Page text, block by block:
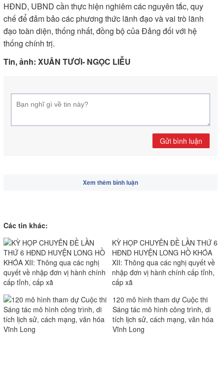
HĐND, UBND cần thực hiện nghiêm các nguyên tắc, quy
chế để đảm bảo các phương thức lãnh đạo và vai trò lãnh
đạo toàn diện, thống nhất, đồng bộ của Đảng đối với hệ
thống chính trị.
Tin, ảnh: XUÂN TƯƠI- NGỌC LIỄU
Gửi bình luận
Xem thêm bình luận
Các tin khác:
KỲ HỌP CHUYÊN ĐỀ LẦN THỨ 6
HĐND HUYỆN LONG HỒ KHÓA
XII: Thông qua các nghị quyết về
nhập đơn vị hành chính cấp tỉnh,
cấp xã
120 mô hình tham dự Cuộc thi
Sáng tác mô hình công trình, di
tích lịch sử, cách mạng, văn hóa
Vĩnh Long